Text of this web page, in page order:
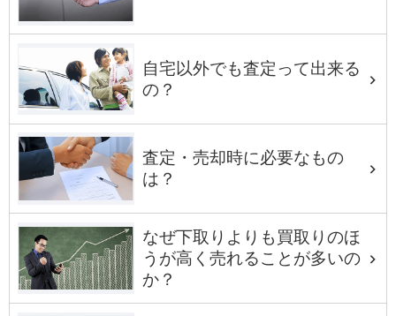
自宅以外でも査定って出来る
の？
査定・売却時に必要なもの
は？
なぜ下取りよりも買取りのほ
うが高く売れることが多いの
か？